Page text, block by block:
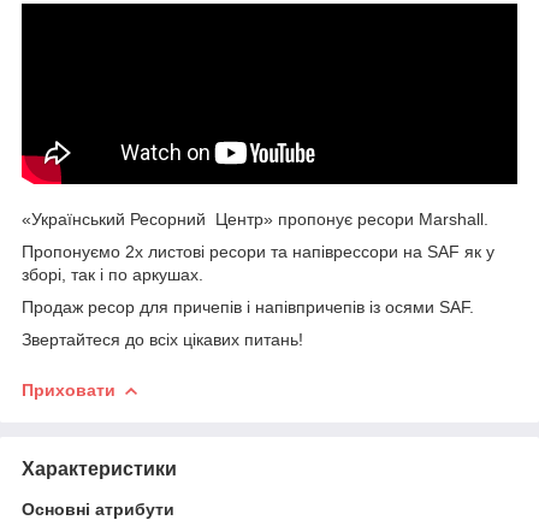
«Український Ресорний Центр» пропонує ресори Marshall.
Пропонуємо 2х листові ресори та напіврессори на SAF як у
зборі, так і по аркушах.
Продаж ресор для причепів і напівпричепів із осями SAF.
Звертайтеся до всіх цікавих питань!
Приховати
Характеристики
Основні атрибути